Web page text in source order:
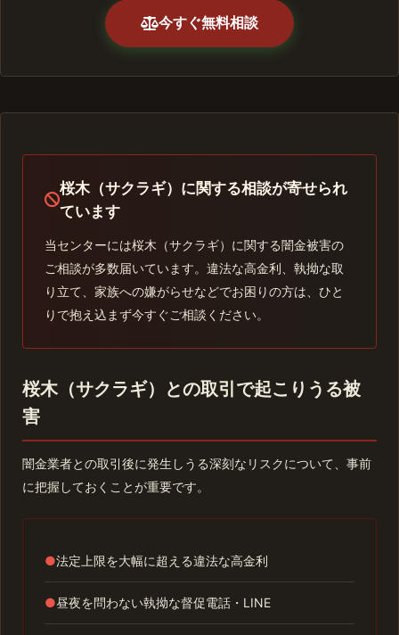
今すぐ無料相談
桜木（サクラギ）に関する相談が寄せられ
ています
当センターには桜木（サクラギ）に関する闇金被害の
ご相談が多数届いています。違法な高金利、執拗な取
り立て、家族への嫌がらせなどでお困りの方は、ひと
りで抱え込まず今すぐご相談ください。
桜木（サクラギ）との取引で起こりうる被
害
闇金業者との取引後に発生しうる深刻なリスクについて、事前
に把握しておくことが重要です。
●法定上限を大幅に超える違法な高金利
●昼夜を問わない執拗な督促電話・LINE